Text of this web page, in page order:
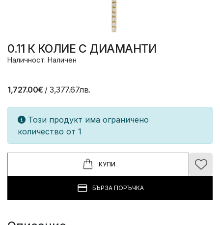
0.11 К КОЛИЕ С ДИАМАНТИ
Наличност: Наличен
1,727.00€ / 3,377.67лв.
Този продукт има ограничено
количество от 1
КУПИ
БЪРЗА ПОРЪЧКА